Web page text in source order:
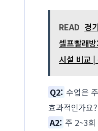
READ 경
셀프빨래
시설 비교
Q2: 수업은
효과적인가요?
A2: 주 2~3